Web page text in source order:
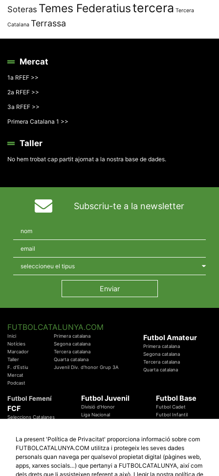
Soteras Temes Federatiustercera Tercera
Catalana Terrassa
Mercat
1a RFEF >>
2a RFEF >>
3a RFEF >>
Primera Catalana 1 >>
Taller
No hem trobat cap partit ajornat a la nostra base de dades.
Subscriu-te a la newsletter
FUTBOLCATALUNYA.COM
Inici
Notícies
Marcador
Taller
F. d'Estiu
Mercat
Podcast
Primera catalana
Segona catalana
Tercera catalana
Quarta catalana
Juvenil Div. d'honor Grup 3A
Futbol Amateur
Primera catalana
Segona catalana
Tercera catalana
Quarta catalana
Futbol Femení
FCF
Seleccions Catalanes
Temes Federatius
Futbol Juvenil
Divisió d'Honor
Liga Nacional
Futbol Base
Futbol Cadet
Futbol Infantil
Futbol Catalunya
Promocions
Sortejos
Especials
Copa Catalunya Absoluta 2019
Copa del Rei 2019 - 2020
La present 'Política de Privacitat' proporciona informació sobre com
FUTBOLCATALUNYA.COM utilitza i protegeix les seves dades
personals quan navega per qualsevol propietat digital (pàgines web,
apps, xarxes socials…) que pertanyi a FUTBOLCATALUNYA, així com
dels drets que li assisteixen referent a això. Llegir la nostra política de